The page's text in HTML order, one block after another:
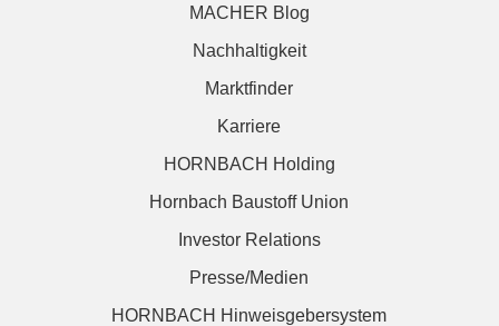
MACHER Blog
Nachhaltigkeit
Marktfinder
Karriere
HORNBACH Holding
Hornbach Baustoff Union
Investor Relations
Presse/Medien
HORNBACH Hinweisgebersystem